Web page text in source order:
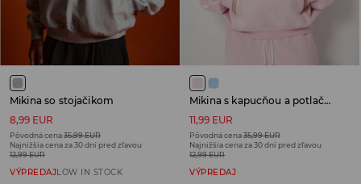
Mikina so stojačikom
8,99 EUR
Pôvodná cena35,99 EUR
Najnižšia cena za 30 dní pred zľavou
12,99 EUR
VÝPREDAJ LOW IN STOCK
Mikina s kapucňou a potlačou
11,99 EUR
Pôvodná cena35,99 EUR
Najnižšia cena za 30 dní pred zľavou
12,99 EUR
VÝPREDAJ